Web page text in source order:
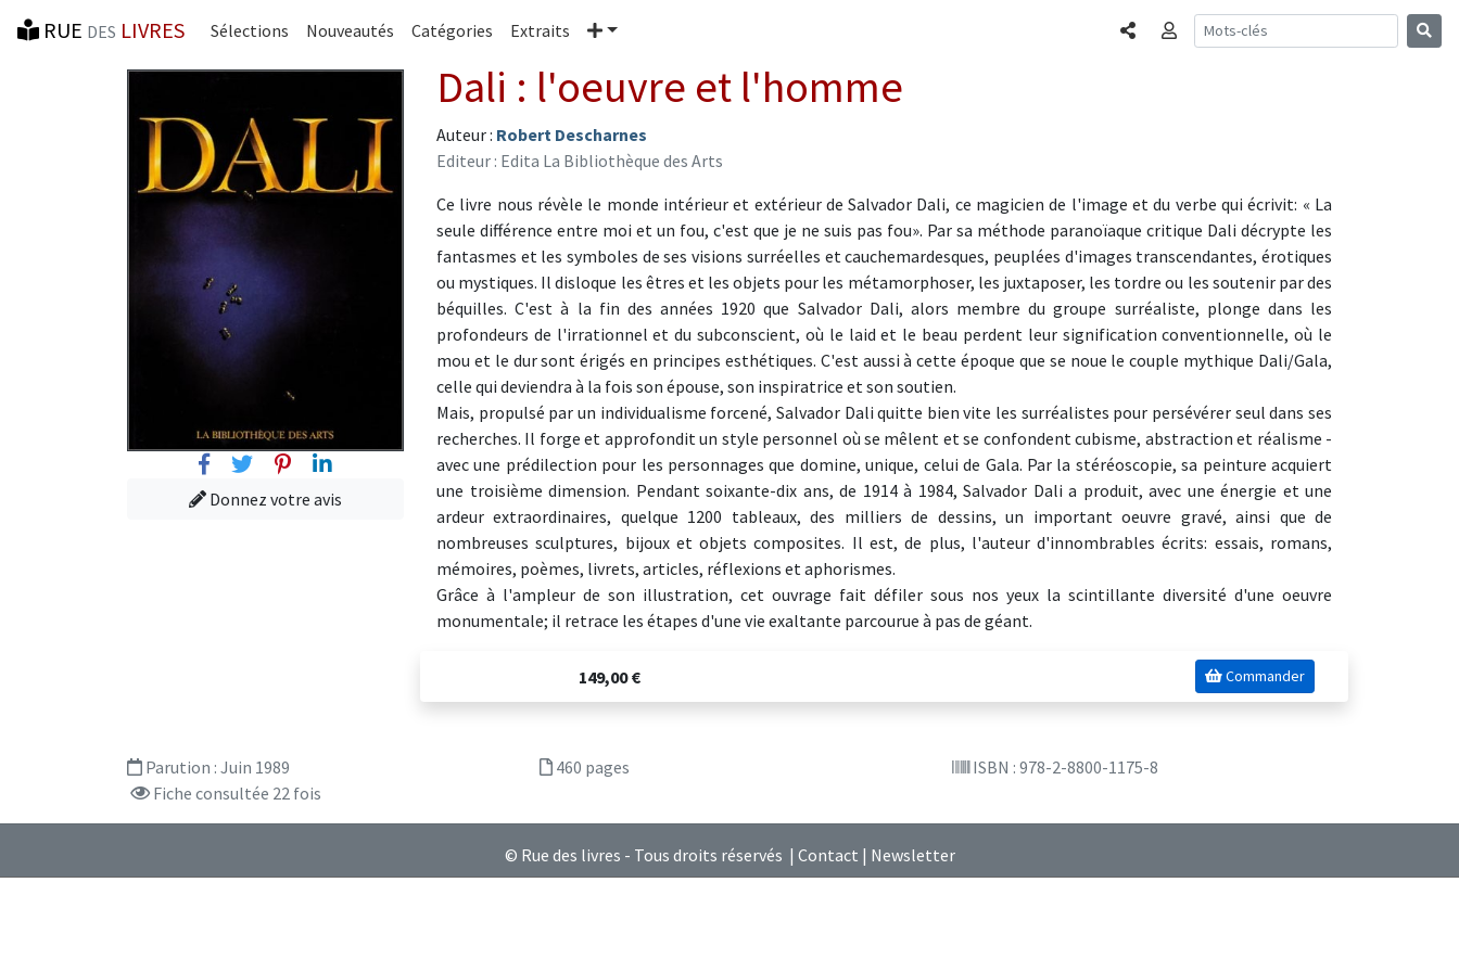
RUE DES LIVRES Sélections Nouveautés Catégories Extraits Plus PartagerConnexion
FacebookTwitterPinterest
Linkedin
Donnez votre avis
Dali : l'oeuvre et l'homme
Auteur : Robert Descharnes
Editeur : Edita La Bibliothèque des Arts
Ce livre nous révèle le monde intérieur et extérieur de Salvador Dali, ce magicien de l'image et du verbe qui écrivit: « La
seule différence entre moi et un fou, c'est que je ne suis pas fou». Par sa méthode paranoïaque critique Dali décrypte les
fantasmes et les symboles de ses visions surréelles et cauchemardesques, peuplées d'images transcendantes, érotiques
ou mystiques. Il disloque les êtres et les objets pour les métamorphoser, les juxtaposer, les tordre ou les soutenir par des
béquilles. C'est à la fin des années 1920 que Salvador Dali, alors membre du groupe surréaliste, plonge dans les
profondeurs de l'irrationnel et du subconscient, où le laid et le beau perdent leur signification conventionnelle, où le
mou et le dur sont érigés en principes esthétiques. C'est aussi à cette époque que se noue le couple mythique Dali/Gala,
celle qui deviendra à la fois son épouse, son inspiratrice et son soutien.
Mais, propulsé par un individualisme forcené, Salvador Dali quitte bien vite les surréalistes pour persévérer seul dans ses
recherches. Il forge et approfondit un style personnel où se mêlent et se confondent cubisme, abstraction et réalisme -
avec une prédilection pour les personnages que domine, unique, celui de Gala. Par la stéréoscopie, sa peinture acquiert
une troisième dimension. Pendant soixante-dix ans, de 1914 à 1984, Salvador Dali a produit, avec une énergie et une
ardeur extraordinaires, quelque 1200 tableaux, des milliers de dessins, un important oeuvre gravé, ainsi que de
nombreuses sculptures, bijoux et objets composites. Il est, de plus, l'auteur d'innombrables écrits: essais, romans,
mémoires, poèmes, livrets, articles, réflexions et aphorismes.
Grâce à l'ampleur de son illustration, cet ouvrage fait défiler sous nos yeux la scintillante diversité d'une oeuvre
monumentale; il retrace les étapes d'une vie exaltante parcourue à pas de géant.
149,00 € Commander
Parution : Juin 1989 460 pages
ISBN : 978-2-8800-1175-8
Fiche consultée 22 fois
© Rue des livres - Tous droits réservés | Contact | Newsletter